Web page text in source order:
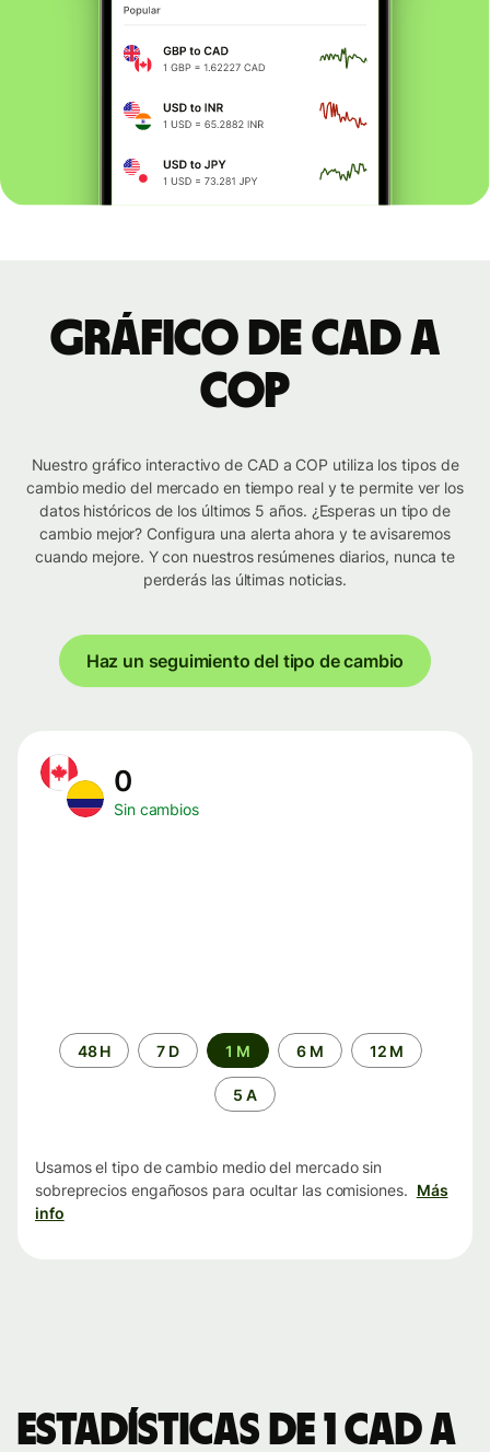
Gráfico de CAD a
COP
Nuestro gráfico interactivo de CAD a COP utiliza los tipos de
cambio medio del mercado en tiempo real y te permite ver los
datos históricos de los últimos 5 años. ¿Esperas un tipo de
cambio mejor? Configura una alerta ahora y te avisaremos
cuando mejore. Y con nuestros resúmenes diarios, nunca te
perderás las últimas noticias.
Haz un seguimiento del tipo de cambio
0
Sin cambios
Periodo48 H 7 D 1 M 6 M 12 M
5 A
Usamos el tipo de cambio medio del mercado sin
sobreprecios engañosos para ocultar las comisiones. Más
info
Estadísticas de 1 CAD a